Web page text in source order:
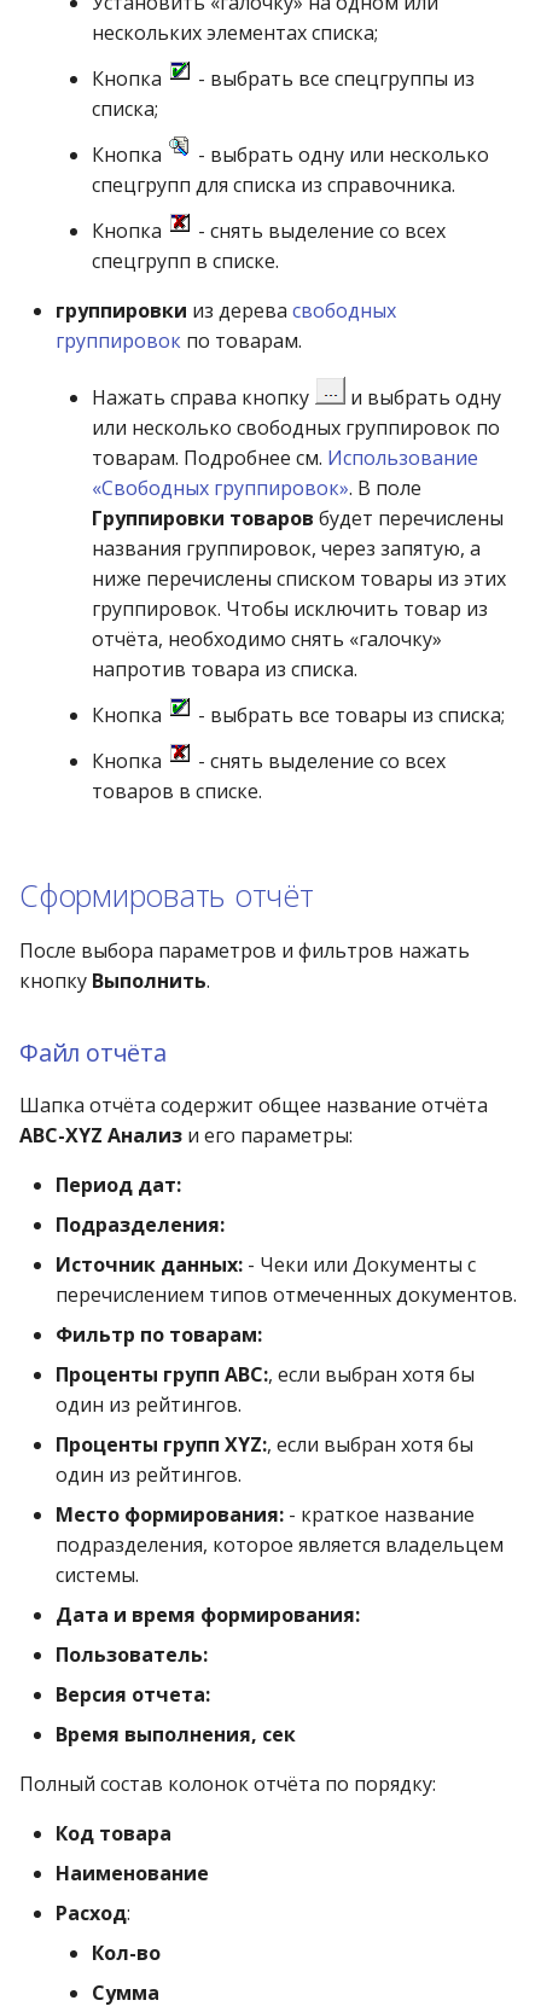
нескольких элементах списка;
Кнопка
- выбрать все спецгруппы из
списка;
Кнопка
- выбрать одну или несколько
спецгрупп для списка из справочника.
Кнопка
- снять выделение со всех
спецгрупп в списке.
группировки из дерева свободных
группировок по товарам.
Нажать справа кнопку
и выбрать одну
или несколько свободных группировок по
товарам. Подробнее см. Использование
«Свободных группировок». В поле
Группировки товаров будет перечислены
названия группировок, через запятую, а
ниже перечислены списком товары из этих
группировок. Чтобы исключить товар из
отчёта, необходимо снять «галочку»
напротив товара из списка.
Кнопка
- выбрать все товары из списка;
Кнопка
- снять выделение со всех
товаров в списке.
Сформировать отчёт
После выбора параметров и фильтров нажать
кнопку Выполнить.
Файл отчёта
Шапка отчёта содержит общее название отчёта
ABC-XYZ Анализ и его параметры:
Период дат:
Подразделения:
Источник данных: - Чеки или Документы с
перечислением типов отмеченных документов.
Фильтр по товарам:
Проценты групп ABC:, если выбран хотя бы
один из рейтингов.
Проценты групп XYZ:, если выбран хотя бы
один из рейтингов.
Место формирования: - краткое название
подразделения, которое является владельцем
системы.
Дата и время формирования:
Пользователь:
Версия отчета:
Время выполнения, сек
Полный состав колонок отчёта по порядку:
Код товара
Наименование
Расход:
Кол-во
Сумма